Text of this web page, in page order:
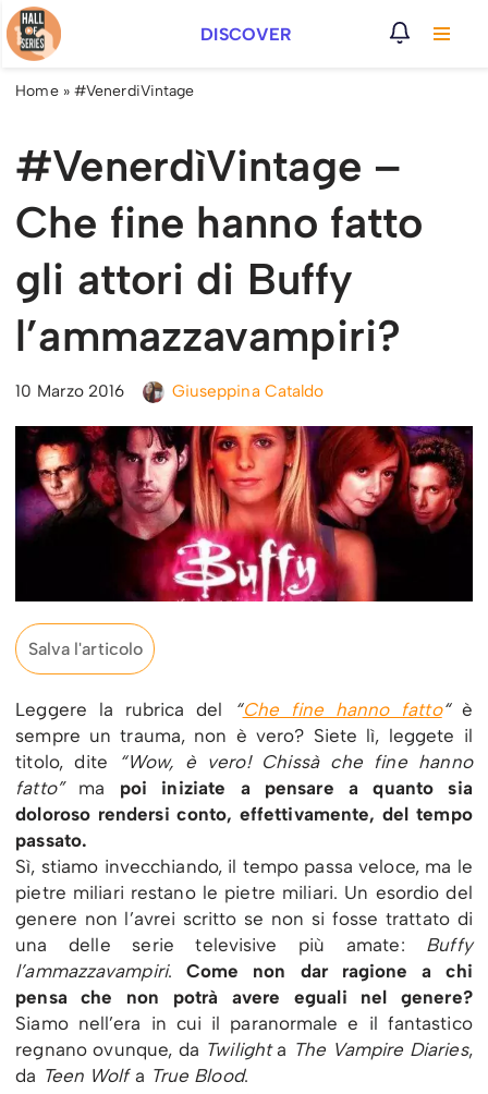
Vai
al
DISCOVER
Home» #VenerdiVintage
#VenerdìVintage –
Che fine hanno fatto
gli attori di Buffy
l’ammazzavampiri?
10 Marzo 2016 Giuseppina Cataldo
Salva l'articolo
Leggere la rubrica del “Che fine hanno fatto“è
sempre un trauma, non è vero? Siete lì, leggete il
titolo, dite
“Wow, è vero! Chissà che fine hanno
fatto”ma poi iniziate a pensare a quanto sia
doloroso rendersi conto, effettivamente, del tempo
passato.
Sì, stiamo invecchiando, il tempo passa veloce, ma le
pietre miliari restano le pietre miliari. Un esordio del
genere non l’avrei scritto se non si fosse trattato di
una delle serie televisive più amate: Buffy
l’ammazzavampiri. Come non dar ragione a chi
pensa che non potrà avere eguali nel genere?
Siamo nell’era in cui il paranormale e il fantastico
regnano ovunque, da Twilighta The Vampire Diaries,
da Teen Wolfa True Blood.